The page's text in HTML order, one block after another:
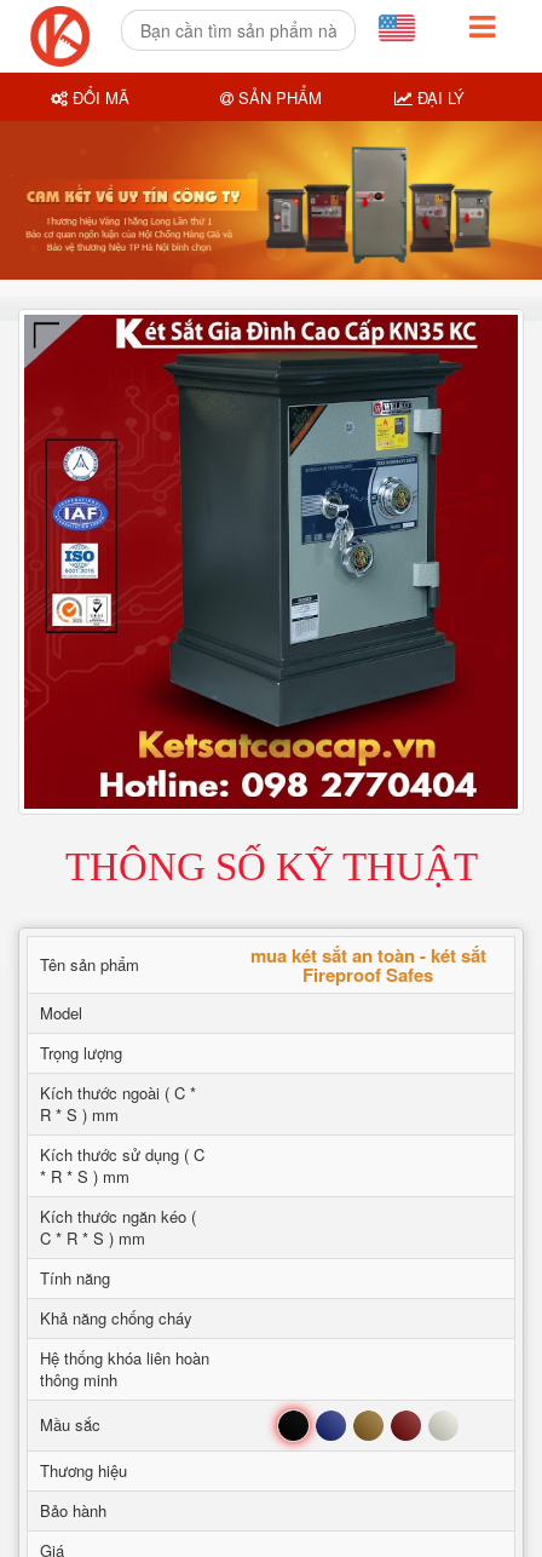
THÔNG SỐ KỸ THUẬT
Tên sản phẩm mua két sắt an toàn - két sắt
Fireproof Safes
Model
Trọng lượng
Kích thước ngoài ( C *
R * S ) mm
Kích thước sử dụng ( C
* R * S ) mm
Kích thước ngăn kéo (
C * R * S ) mm
Tính năng
Khả năng chống cháy
Hệ thống khóa liên hoàn
thông minh
Mầu sắc
Đen Xanh Nâu Đỏ Trắng
Thương hiệu
Bảo hành
Giá
ĐỔI MÃ SẢN PHẨM ĐẠI LÝ